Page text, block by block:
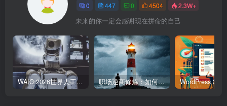
0 447 0 4504 2.3W+
未来的你一定会感谢现在拼命的自己
WAIC 2026世界人工智能大会7月17日开幕：300款全球首发，展览面积首破10万平米 职场逆商修炼：如何把每一次挫折转化为成长的养分